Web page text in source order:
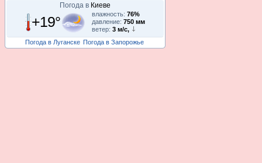
Погода в Киеве
+19° влажность: 76%
давление: 750 мм
ветер: 3 м/с,
Погода в Луганске Погода в Запорожье